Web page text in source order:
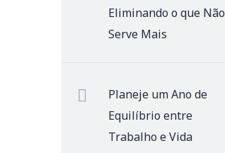
Eliminando o que Não
Serve Mais
Planeje um Ano de
Equilíbrio entre
Trabalho e Vida